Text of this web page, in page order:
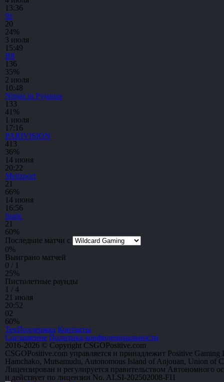
13:36
9z
20
24%
3 июля
15:49
B8
136
35%
2 июля
10:48
Ninjas in Pyjamas
133
41%
1 июля
17:16
PARIVISION
413
36%
14 июня
20:22
Metizport
21
66%
14 июня
16:56
fnatic
21
60%
Последние матчи с
0%
Выиграно матчей
0 / 1
25%
Пистолетные раунды
1 / 4
21 июля
20:52
02
60%
ТехПоддержка Контакты
Соглашение Политика конфиденциальности
2016-2026 © Copyright CSGOPositive.com
CSGOPositive.com управляется и принадлежит Positive Gaming
Hamchako, Mutsamudu, Autonomous Island of Anjouan, Union of
Лицензирован и регулируется правительством Автономного
и действует по лицензии No. ALSI-202502008-FI1